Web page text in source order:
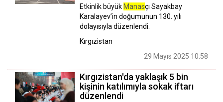
Etkinlik büyükManasçı Sayakbay
Karalayev’in doğumunun 130. yılı
dolayısıyla düzenlendi.
Kırgızistan
29 Mayıs 2025 10:58
Kırgızistan'da yaklaşık 5 bin
kişinin katılımıyla sokak iftarı
düzenlendi